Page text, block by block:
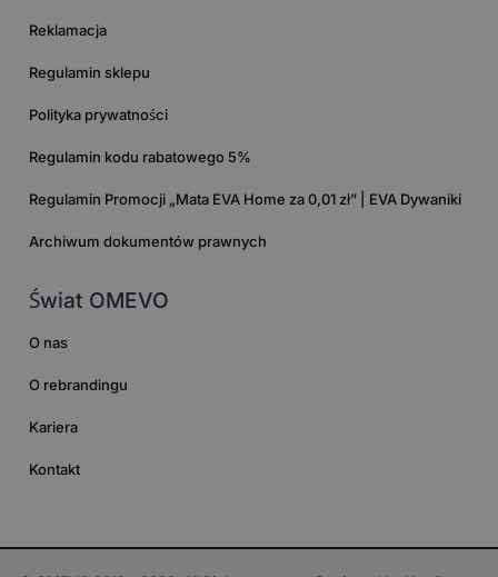
Reklamacja
Regulamin sklepu
Polityka prywatności
Regulamin kodu rabatowego 5%
Regulamin Promocji „Mata EVA Home za 0,01 zł” | EVA Dywaniki
Archiwum dokumentów prawnych
Świat OMEVO
O nas
O rebrandingu
Kariera
Kontakt